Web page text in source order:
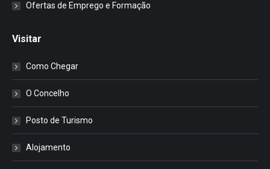
Ofertas de Emprego e Formação
Visitar
Como Chegar
O Concelho
Posto de Turismo
Alojamento